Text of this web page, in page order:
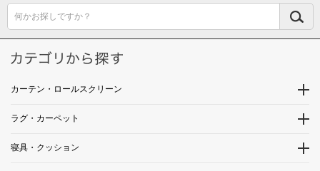
何かお探しですか？
カーテン・ロールスクリーン
ラグ・カーペット
寝具・クッション